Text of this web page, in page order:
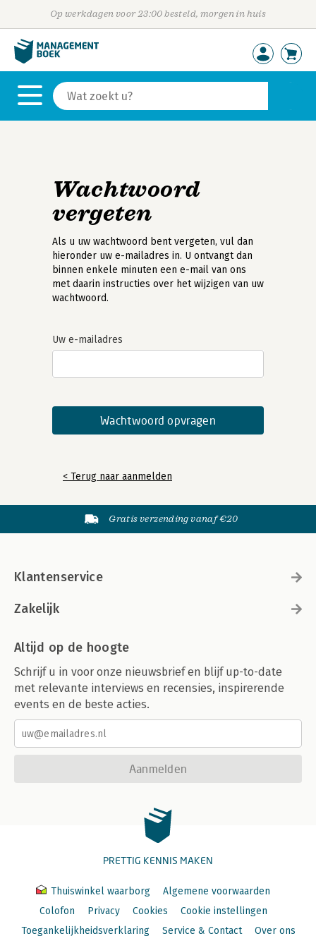
Op werkdagen voor 23:00 besteld, morgen in huis
Wachtwoord
vergeten
Als u uw wachtwoord bent vergeten, vul dan
hieronder uw e-mailadres in. U ontvangt dan
binnen enkele minuten een e-mail van ons
met daarin instructies over het wijzigen van uw
wachtwoord.
Uw e-mailadres
< Terug naar aanmelden
Gratis verzending vanaf €20
Klantenservice
Zakelijk
Altijd op de hoogte
Schrijf u in voor onze nieuwsbrief en blijf up-to-date
met relevante interviews en recensies, inspirerende
events en de beste acties.
Aanmelden
PRETTIG KENNIS MAKEN
Thuiswinkel waarborg
Algemene voorwaarden
Colofon
Privacy Cookies
Cookie instellingen
Toegankelijkheidsverklaring
Service & Contact Over ons